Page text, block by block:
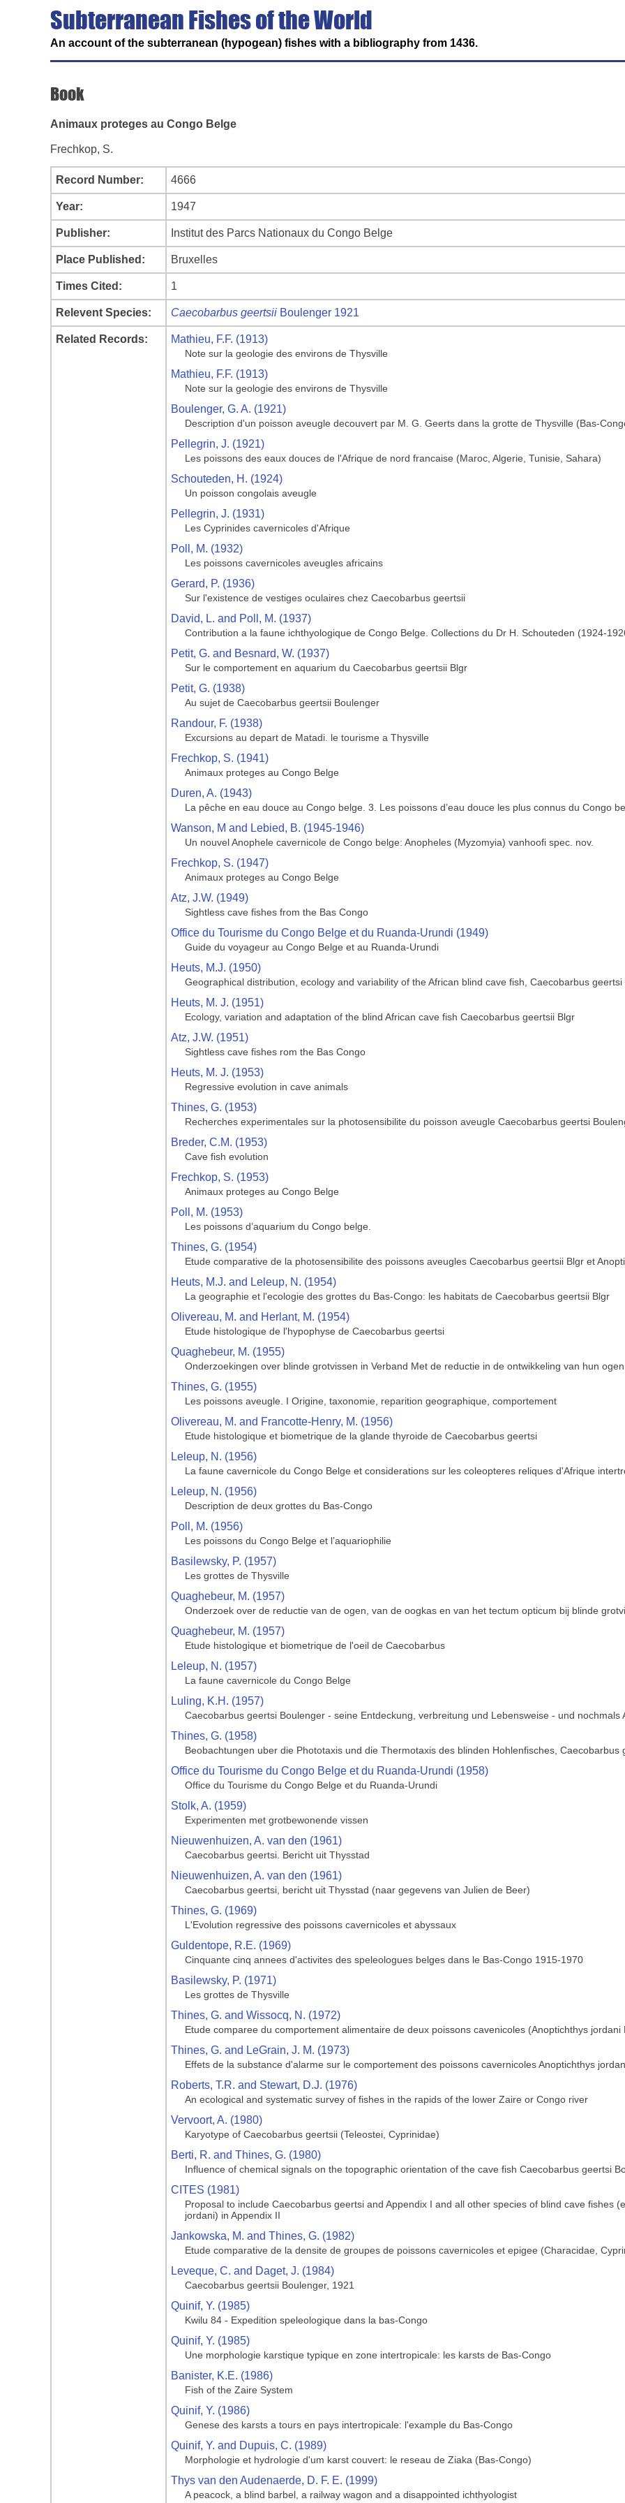
Subterranean Fishes of the World
An account of the subterranean (hypogean) fishes with a bibliography from 1436.
Book
Animaux proteges au Congo Belge
Frechkop, S.
Record Number: 4666
Year: 1947
Publisher: Institut des Parcs Nationaux du Congo Belge
Place Published: Bruxelles
Times Cited: 1
Relevent Species: Caecobarbus geertsii Boulenger 1921
Related Records: Mathieu, F.F. (1913)
Note sur la geologie des environs de Thysville
Mathieu, F.F. (1913)
Note sur la geologie des environs de Thysville
Boulenger, G. A. (1921)
Description d'un poisson aveugle decouvert par M. G. Geerts dans la grotte de Thysville (Bas-
Pellegrin, J. (1921)
Les poissons des eaux douces de l'Afrique de nord francaise (Maroc, Algerie, Tunisie, Sahara)
Schouteden, H. (1924)
Un poisson congolais aveugle
Pellegrin, J. (1931)
Les Cyprinides cavernicoles d'Afrique
Poll, M. (1932)
Les poissons cavernicoles aveugles africains
Gerard, P. (1936)
Sur l'existence de vestiges oculaires chez Caecobarbus geertsii
David, L. and Poll, M. (1937)
Contribution a la faune ichthyologique de Congo Belge. Collections du Dr H. Schouteden (1924-
Petit, G. and Besnard, W. (1937)
Sur le comportement en aquarium du Caecobarbus geertsii Blgr
Petit, G. (1938)
Au sujet de Caecobarbus geertsii Boulenger
Randour, F. (1938)
Excursions au depart de Matadi. le tourisme a Thysville
Frechkop, S. (1941)
Animaux proteges au Congo Belge
Duren, A. (1943)
La pêche en eau douce au Congo belge. 3. Les poissons d’eau douce les plus connus du Congo
Wanson, M and Lebied, B. (1945-1946)
Un nouvel Anophele cavernicole de Congo belge: Anopheles (Myzomyia) vanhoofi spec. nov.
Frechkop, S. (1947)
Animaux proteges au Congo Belge
Atz, J.W. (1949)
Sightless cave fishes from the Bas Congo
Office du Tourisme du Congo Belge et du Ruanda-Urundi (1949)
Guide du voyageur au Congo Belge et au Ruanda-Urundi
Heuts, M.J. (1950)
Geographical distribution, ecology and variability of the African blind cave fish, Caecobarbus geertsi
Heuts, M. J. (1951)
Ecology, variation and adaptation of the blind African cave fish Caecobarbus geertsii Blgr
Atz, J.W. (1951)
Sightless cave fishes rom the Bas Congo
Heuts, M. J. (1953)
Regressive evolution in cave animals
Thines, G. (1953)
Recherches experimentales sur la photosensibilite du poisson aveugle Caecobarbus geertsi
Breder, C.M. (1953)
Cave fish evolution
Frechkop, S. (1953)
Animaux proteges au Congo Belge
Poll, M. (1953)
Les poissons d’aquarium du Congo belge.
Thines, G. (1954)
Etude comparative de la photosensibilite des poissons aveugles Caecobarbus geertsii Blgr et
Heuts, M.J. and Leleup, N. (1954)
La geographie et l'ecologie des grottes du Bas-Congo: les habitats de Caecobarbus geertsii Blgr
Olivereau, M. and Herlant, M. (1954)
Etude histologique de l'hypophyse de Caecobarbus geertsi
Quaghebeur, M. (1955)
Onderzoekingen over blinde grotvissen in Verband Met de reductie in de ontwikkeling van hun ogen
Thines, G. (1955)
Les poissons aveugle. I Origine, taxonomie, reparition geographique, comportement
Olivereau, M. and Francotte-Henry, M. (1956)
Etude histologique et biometrique de la glande thyroide de Caecobarbus geertsi
Leleup, N. (1956)
La faune cavernicole du Congo Belge et considerations sur les coleopteres reliques d'Afrique
Leleup, N. (1956)
Description de deux grottes du Bas-Congo
Poll, M. (1956)
Les poissons du Congo Belge et l’aquariophilie
Basilewsky, P. (1957)
Les grottes de Thysville
Quaghebeur, M. (1957)
Onderzoek over de reductie van de ogen, van de oogkas en van het tectum opticum bij blinde
Quaghebeur, M. (1957)
Etude histologique et biometrique de l'oeil de Caecobarbus
Leleup, N. (1957)
La faune cavernicole du Congo Belge
Luling, K.H. (1957)
Caecobarbus geertsi Boulenger - seine Entdeckung, verbreitung und Lebensweise - und nochmals
Thines, G. (1958)
Beobachtungen uber die Phototaxis und die Thermotaxis des blinden Hohlenfisches, Caecobarbus
Office du Tourisme du Congo Belge et du Ruanda-Urundi (1958)
Office du Tourisme du Congo Belge et du Ruanda-Urundi
Stolk, A. (1959)
Experimenten met grotbewonende vissen
Nieuwenhuizen, A. van den (1961)
Caecobarbus geertsi. Bericht uit Thysstad
Nieuwenhuizen, A. van den (1961)
Caecobarbus geertsi, bericht uit Thysstad (naar gegevens van Julien de Beer)
Thines, G. (1969)
L'Evolution regressive des poissons cavernicoles et abyssaux
Guldentope, R.E. (1969)
Cinquante cinq annees d'activites des speleologues belges dans le Bas-Congo 1915-1970
Basilewsky, P. (1971)
Les grottes de Thysville
Thines, G. and Wissocq, N. (1972)
Etude comparee du comportement alimentaire de deux poissons cavenicoles (Anoptichthys
Thines, G. and LeGrain, J. M. (1973)
Effets de la substance d'alarme sur le comportement des poissons cavernicoles Anoptichthys
Roberts, T.R. and Stewart, D.J. (1976)
An ecological and systematic survey of fishes in the rapids of the lower Zaire or Congo river
Vervoort, A. (1980)
Karyotype of Caecobarbus geertsii (Teleostei, Cyprinidae)
Berti, R. and Thines, G. (1980)
Influence of chemical signals on the topographic orientation of the cave fish Caecobarbus geertsi
CITES (1981)
Proposal to include Caecobarbus geertsi and Appendix I and all other species of blind cave fishes
jordani) in Appendix II
Jankowska, M. and Thines, G. (1982)
Etude comparative de la densite de groupes de poissons cavernicoles et epigee (Characidae,
Leveque, C. and Daget, J. (1984)
Caecobarbus geertsii Boulenger, 1921
Quinif, Y. (1985)
Kwilu 84 - Expedition speleologique dans la bas-Congo
Quinif, Y. (1985)
Une morphologie karstique typique en zone intertropicale: les karsts de Bas-Congo
Banister, K.E. (1986)
Fish of the Zaire System
Quinif, Y. (1986)
Genese des karsts a tours en pays intertropicale: l'example du Bas-Congo
Quinif, Y. and Dupuis, C. (1989)
Morphologie et hydrologie d'um karst couvert: le reseau de Ziaka (Bas-Congo)
Thys van den Audenaerde, D. F. E. (1999)
A peacock, a blind barbel, a railway wagon and a disappointed ichthyologist